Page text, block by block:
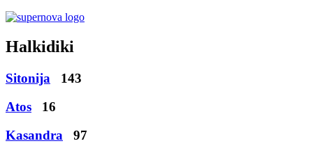
Halkidiki
Sitonija
143
Atos
16
Kasandra
97